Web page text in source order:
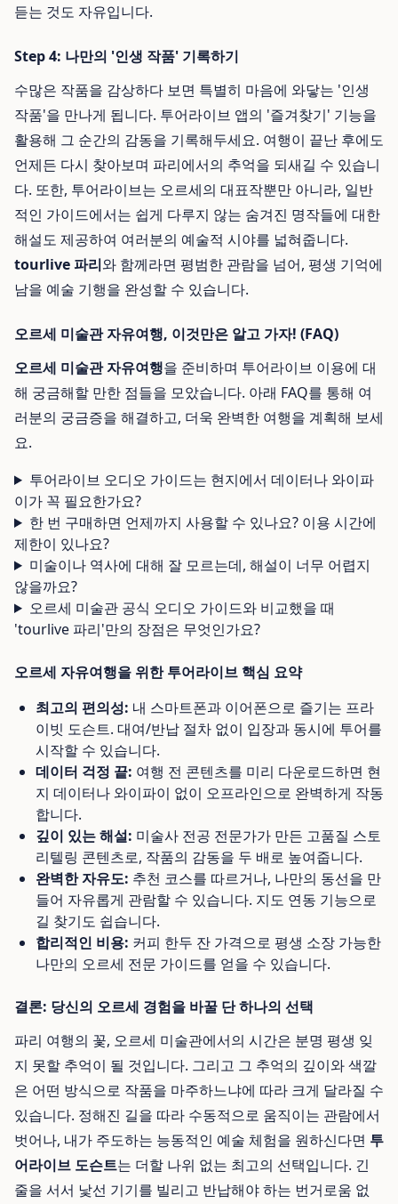
듣는 것도 자유입니다.
Step 4: 나만의 '인생 작품' 기록하기
수많은 작품을 감상하다 보면 특별히 마음에 와닿는 '인생
작품'을 만나게 됩니다. 투어라이브 앱의 '즐겨찾기' 기능을
활용해 그 순간의 감동을 기록해두세요. 여행이 끝난 후에도
언제든 다시 찾아보며 파리에서의 추억을 되새길 수 있습니
다. 또한, 투어라이브는 오르세의 대표작뿐만 아니라, 일반
적인 가이드에서는 쉽게 다루지 않는 숨겨진 명작들에 대한
해설도 제공하여 여러분의 예술적 시야를 넓혀줍니다.
tourlive 파리와 함께라면 평범한 관람을 넘어, 평생 기억에
남을 예술 기행을 완성할 수 있습니다.
오르세 미술관 자유여행, 이것만은 알고 가자! (FAQ)
오르세 미술관 자유여행을 준비하며 투어라이브 이용에 대
해 궁금해할 만한 점들을 모았습니다. 아래 FAQ를 통해 여
러분의 궁금증을 해결하고, 더욱 완벽한 여행을 계획해 보세
요.
투어라이브 오디오 가이드는 현지에서 데이터나 와이파
이가 꼭 필요한가요?
한 번 구매하면 언제까지 사용할 수 있나요? 이용 시간에
제한이 있나요?
미술이나 역사에 대해 잘 모르는데, 해설이 너무 어렵지
않을까요?
오르세 미술관 공식 오디오 가이드와 비교했을 때
'tourlive 파리'만의 장점은 무엇인가요?
오르세 자유여행을 위한 투어라이브 핵심 요약
최고의 편의성: 내 스마트폰과 이어폰으로 즐기는 프라
이빗 도슨트. 대여/반납 절차 없이 입장과 동시에 투어를
시작할 수 있습니다.
데이터 걱정 끝: 여행 전 콘텐츠를 미리 다운로드하면 현
지 데이터나 와이파이 없이 오프라인으로 완벽하게 작동
합니다.
깊이 있는 해설: 미술사 전공 전문가가 만든 고품질 스토
리텔링 콘텐츠로, 작품의 감동을 두 배로 높여줍니다.
완벽한 자유도: 추천 코스를 따르거나, 나만의 동선을 만
들어 자유롭게 관람할 수 있습니다. 지도 연동 기능으로
길 찾기도 쉽습니다.
합리적인 비용: 커피 한두 잔 가격으로 평생 소장 가능한
나만의 오르세 전문 가이드를 얻을 수 있습니다.
결론: 당신의 오르세 경험을 바꿀 단 하나의 선택
파리 여행의 꽃, 오르세 미술관에서의 시간은 분명 평생 잊
지 못할 추억이 될 것입니다. 그리고 그 추억의 깊이와 색깔
은 어떤 방식으로 작품을 마주하느냐에 따라 크게 달라질 수
있습니다. 정해진 길을 따라 수동적으로 움직이는 관람에서
벗어나, 내가 주도하는 능동적인 예술 체험을 원하신다면 투
어라이브 도슨트는 더할 나위 없는 최고의 선택입니다. 긴
줄을 서서 낯선 기기를 빌리고 반납해야 하는 번거로움 없